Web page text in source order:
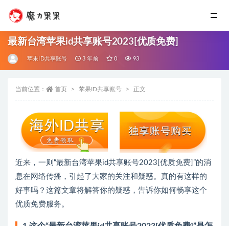
最新台湾苹果id共享账号2023[优质免费]
苹果ID共享账号 3 年前 0 93
当前位置： 首页 苹果ID共享账号 正文
近来，一则“最新台湾苹果id共享账号2023[优质免费]”的消
息在网络传播，引起了大家的关注和疑惑。真的有这样的
好事吗？这篇文章将解答你的疑惑，告诉你如何畅享这个
优质免费服务。